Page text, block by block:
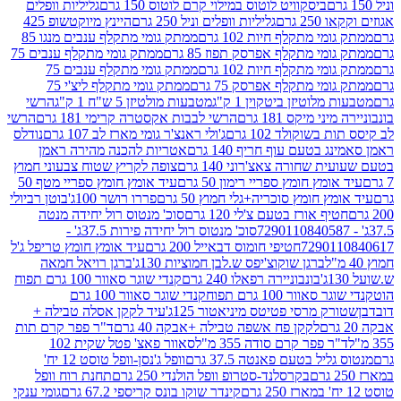
ביסקוויט לוטוס במילוי קרם לוטוס 150 גרם
גליליות וופלים
גרם
גליליות וופלים וניל 250 גרם
היינץ מיוקטשופ 425
מתקלף חיות 102 גרם
ממתק גומי מתקלף ענבים מנגו 85
מתקלף אפרסק תפוז 85 גרם
ממתק גומי מתקלף ענבים 75
מתקלף חיות 102 גרם
ממתק גומי מתקלף ענבים 75
מתקלף אפרסק 75 גרם
ממתק גומי מתקלף ליצ'י 75
ביטקוין 1 ק"ג
מטבעות מולטיזן 5 ש"ח 1 ק"ג
הרשי
מיקס 181 גרם
הרשי לבבות אקסטרה קרימי 181 גרם
הרשי
102 גרם
ג'ולי ראנצ'ר גומי מארז לב 107 גרם
נודלס
עוף חריף 140 גרם
אטריות להכנה מהירה ראמן
שחורה צאצ'רוני 140 גרם
צופה לקריץ שטוח צבעוני חמוץ
חומץ ספריי רימון 50 גרם
עיד אומץ חומץ ספריי מטף 50
חומץ סוכריה+גלי חמוץ 50 גרם
פררו רושר 100ג'
בוטן רביולי
אורז בטעם צ'לי 120 גרם
סוכ' מנטוס רול יחידה מנטה
סוכ' מנטוס רול יחידה פירות 37.5ג' -
חטיפי חומוס דבאייל 200 גרם
עיד אומץ חומץ טריפל ג'ל
ברגן שוקוצ'יפס ש.לבן חמוציות 130ג'
ברגן רויאל חמאה
בונבוניירה רפאלו 240 גרם
קנדי שוגר סאוור 100 גרם תפוח
100 גרם תפוח
קנדי שוגר סאוור 100 גרם
מרסי פטיטס מיניאטור 125ג'
עיד לקקן אסלה טבילה +
לקקן פח אשפה טבילה +אבקה 40 גרם
ד"ר פפר קרם תות
פפר קרם סודה 355 מ"ל
סאוור פאצ' פטל שקית 102
בטעם פאנטה 37.5 גרם
וופל ג'נסן-וופל טוסט 12 יח'
בקרסלנד-סטרופ וופל הולנדי 250 גרם
תחנת רוח וופל
קינדר שוקו בונס קריספי 67.2 גרם
גומי ענקי